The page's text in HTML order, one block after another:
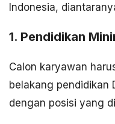
Indonesia,
1. Pendidikan
Calon karyawan
belakang pendidikan
dengan posisi yang